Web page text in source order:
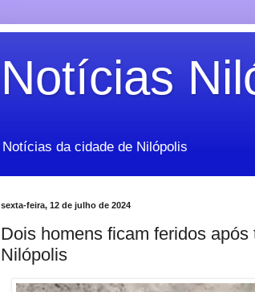
Notícias
Notícias da cidade de Nilópolis
sexta-feira, 12 de julho de 2024
Dois homens ficam feridos
Nilópolis